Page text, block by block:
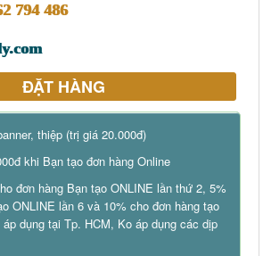
794 486
ĐẶT HÀNG
thiệp (trị giá 20.000đ)
khi Bạn tạo đơn hàng Online
đơn hàng Bạn tạo ONLINE lần thứ 2, 5%
ONLINE lần 6 và 10% cho đơn hàng tạo
dụng tại Tp. HCM, Ko áp dụng các dịp